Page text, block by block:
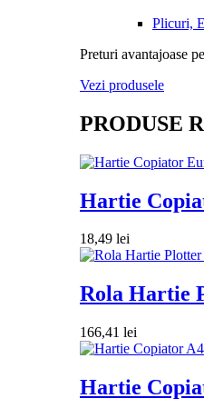
Plicuri,
Preturi avantajoase
Vezi produsele
PRODUSE
Hartie
18,49 lei
Rola Hartie
166,41 lei
Hartie